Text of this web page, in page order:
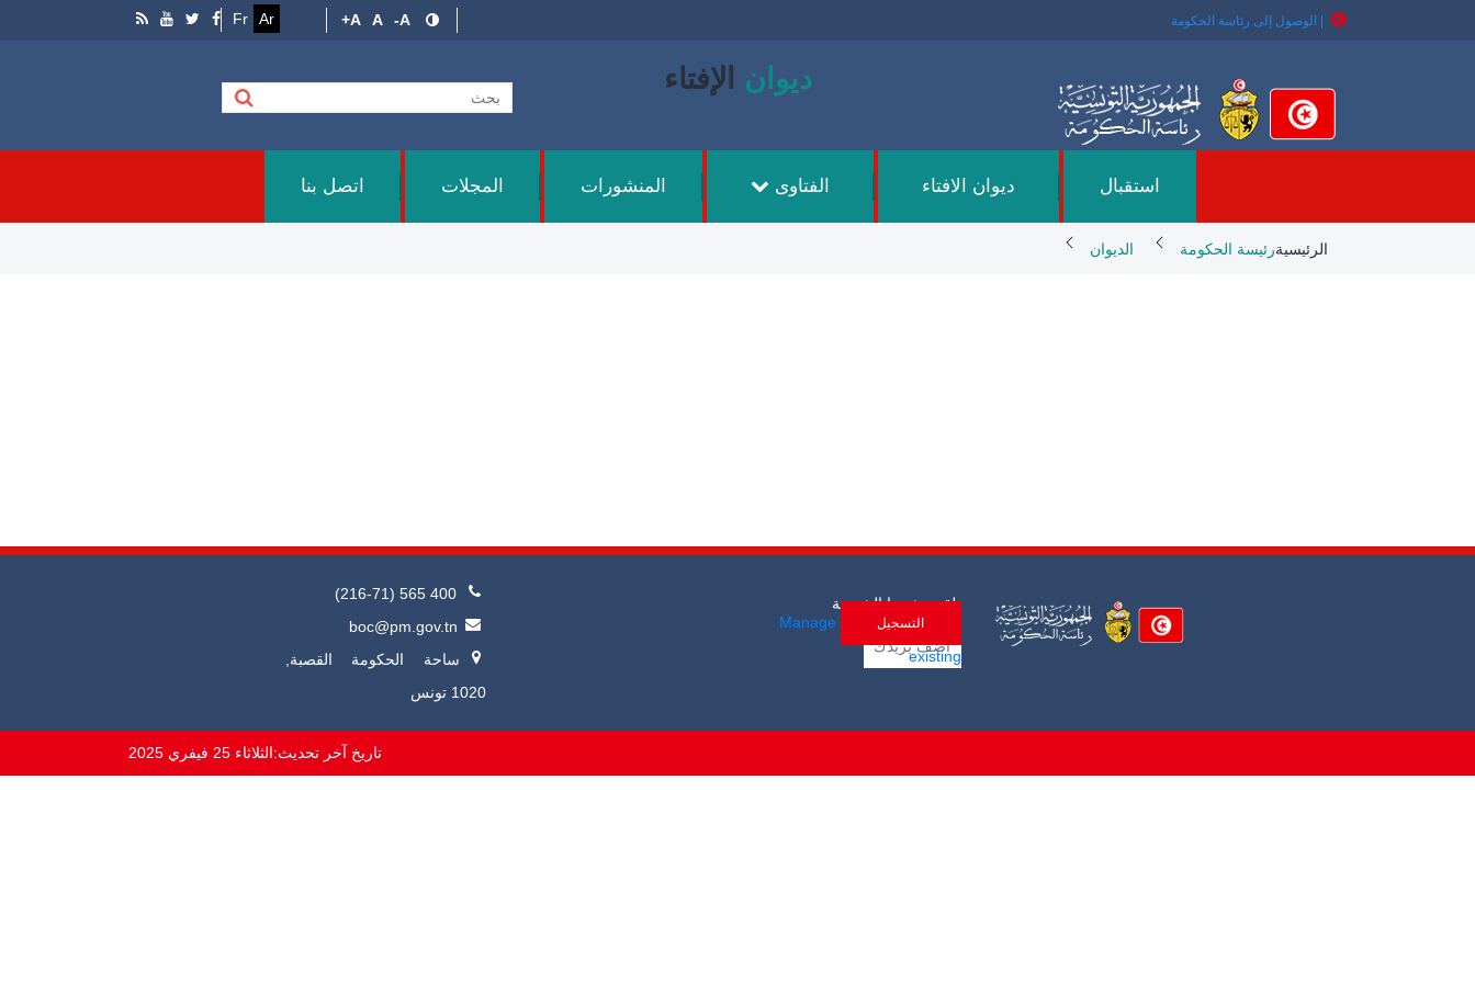
| الوصول إلى رئاسة الحكومة Fr Ar A-
A
A+
ديوان الإفتاء
استقبال ديوان الافتاء الفتاوى المنشورات المجلات اتصل بنا
الرئيسيةرئيسة الحكومة الديوان
تلقي نشرتنا الشهرية
Manage
existing
(216-71) 565 400
boc@pm.gov.tn
ساحة الحكومة القصبة,
1020 تونس
تاريخ آخر تحديث:الثلاثاء 25 فيفري 2025